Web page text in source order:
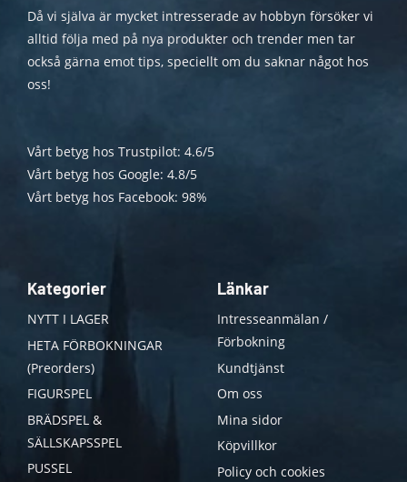
Då vi själva är mycket intresserade av hobbyn försöker vi
alltid följa med på nya produkter och trender men tar
också gärna emot tips, speciellt om du saknar något hos
oss!
Vårt betyg hos Trustpilot: 4.6/5
Vårt betyg hos Google: 4.8/5
Vårt betyg hos Facebook: 98%
Kategorier
NYTT I LAGER
HETA FÖRBOKNINGAR
(Preorders)
FIGURSPEL
BRÄDSPEL &
SÄLLSKAPSSPEL
PUSSEL
Länkar
Intresseanmälan /
Förbokning
Kundtjänst
Om oss
Mina sidor
Köpvillkor
Policy och cookies